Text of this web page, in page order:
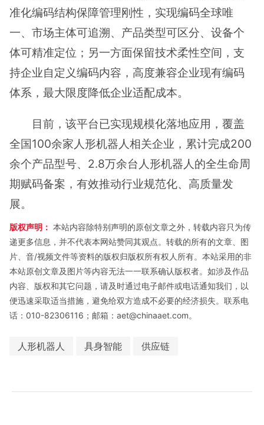
准化编码结构保障管理刚性，实现编码全球唯
一、市场主体可追溯、产品类型可区分、设备个
体可精准定位；另一方面保留技术柔性空间，支
持企业自定义编码内容，高度兼容企业现有编码
体系，最大限度降低企业适配成本。
目前，该平台已实现规模化落地应用，覆盖
全国100余家人形机器人相关企业，累计完成200
余个产品型号、2.8万余台人形机器人的全生命周
期赋码备案，有效推动行业规范化、高质量发
展。
版权声明： 本站内容除特别声明的原创文章之外，转载内容只为传
递更多信息，并不代表本网站赞同其观点。转载的所有的文章、图
片、音/视频文件等资料的版权归版权所有权人所有。本站采用的非
本站原创文章及图片等内容无法一一联系确认版权者。如涉及作品
内容、版权和其它问题，请及时通过电子邮件或电话通知我们，以
便迅速采取适当措施，避免给双方造成不必要的经济损失。联系电
话：010-82306116；邮箱：aet@chinaaet.com。
人形机器人 具身智能 供应链